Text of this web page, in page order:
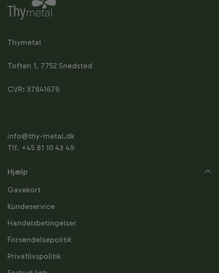
Thymetal
Toften 1, 7752 Snedsted
CVR: 37841676
info@thy-metal.dk
Tlf. +45 81 10 43 49
Hjælp
Gavekort
Kundeservice
Handelsbetingelser
Forsendelsepolitik
Privatlivspolitik